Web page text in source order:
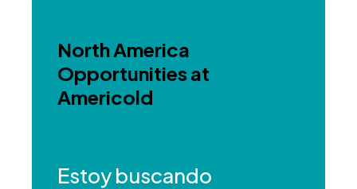
North America
Opportunities at
Americold
Estoy buscando